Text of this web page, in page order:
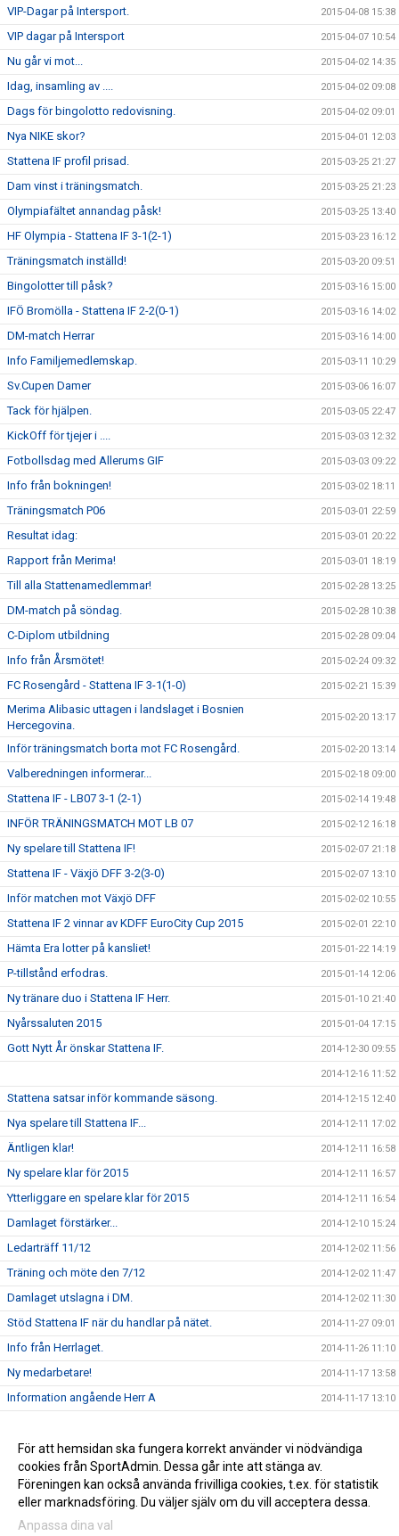
VIP-Dagar på Intersport. 2015-04-08 15:38
VIP dagar på Intersport 2015-04-07 10:54
Nu går vi mot... 2015-04-02 14:35
Idag, insamling av .... 2015-04-02 09:08
Dags för bingolotto redovisning. 2015-04-02 09:01
Nya NIKE skor? 2015-04-01 12:03
Stattena IF profil prisad. 2015-03-25 21:27
Dam vinst i träningsmatch. 2015-03-25 21:23
Olympiafältet annandag påsk! 2015-03-25 13:40
HF Olympia - Stattena IF 3-1(2-1) 2015-03-23 16:12
Träningsmatch inställd! 2015-03-20 09:51
Bingolotter till påsk? 2015-03-16 15:00
IFÖ Bromölla - Stattena IF 2-2(0-1) 2015-03-16 14:02
DM-match Herrar 2015-03-16 14:00
Info Familjemedlemskap. 2015-03-11 10:29
Sv.Cupen Damer 2015-03-06 16:07
Tack för hjälpen. 2015-03-05 22:47
KickOff för tjejer i .... 2015-03-03 12:32
Fotbollsdag med Allerums GIF 2015-03-03 09:22
Info från bokningen! 2015-03-02 18:11
Träningsmatch P06 2015-03-01 22:59
Resultat idag: 2015-03-01 20:22
Rapport från Merima! 2015-03-01 18:19
Till alla Stattenamedlemmar! 2015-02-28 13:25
DM-match på söndag. 2015-02-28 10:38
C-Diplom utbildning 2015-02-28 09:04
Info från Årsmötet! 2015-02-24 09:32
FC Rosengård - Stattena IF 3-1(1-0) 2015-02-21 15:39
Merima Alibasic uttagen i landslaget i Bosnien
Hercegovina.
2015-02-20 13:17
Inför träningsmatch borta mot FC Rosengård. 2015-02-20 13:14
Valberedningen informerar... 2015-02-18 09:00
Stattena IF - LB07 3-1 (2-1) 2015-02-14 19:48
INFÖR TRÄNINGSMATCH MOT LB 07 2015-02-12 16:18
Ny spelare till Stattena IF! 2015-02-07 21:18
Stattena IF - Växjö DFF 3-2(3-0) 2015-02-07 13:10
Inför matchen mot Växjö DFF 2015-02-02 10:55
Stattena IF 2 vinnar av KDFF EuroCity Cup 2015 2015-02-01 22:10
Hämta Era lotter på kansliet! 2015-01-22 14:19
P-tillstånd erfodras. 2015-01-14 12:06
Ny tränare duo i Stattena IF Herr. 2015-01-10 21:40
Nyårssaluten 2015 2015-01-04 17:15
Gott Nytt År önskar Stattena IF. 2014-12-30 09:55
2014-12-16 11:52
Stattena satsar inför kommande säsong. 2014-12-15 12:40
Nya spelare till Stattena IF... 2014-12-11 17:02
Äntligen klar! 2014-12-11 16:58
Ny spelare klar för 2015 2014-12-11 16:57
Ytterliggare en spelare klar för 2015 2014-12-11 16:54
Damlaget förstärker... 2014-12-10 15:24
Ledarträff 11/12 2014-12-02 11:56
Träning och möte den 7/12 2014-12-02 11:47
Damlaget utslagna i DM. 2014-12-02 11:30
Stöd Stattena IF när du handlar på nätet. 2014-11-27 09:01
Info från Herrlaget. 2014-11-26 11:10
Ny medarbetare! 2014-11-17 13:58
Information angående Herr A 2014-11-17 13:10
Stöd Stattena IF:s ungdomar genom Svenska Spel 2014-02-03 08:30
Stattena IF på väg mot toppen 2014-01-01 08:54
För att hemsidan ska fungera korrekt använder vi nödvändiga
cookies från SportAdmin. Dessa går inte att stänga av.
Föreningen kan också använda frivilliga cookies, t.ex. för statistik
eller marknadsföring. Du väljer själv om du vill acceptera dessa.
Anpassa dina val